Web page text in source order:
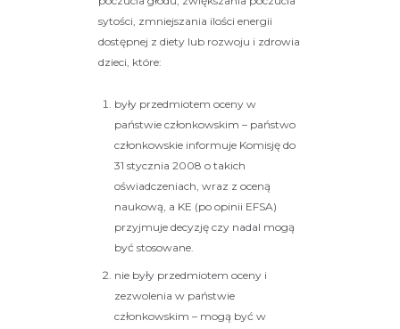
sytości, zmniejszania ilości energii
dostępnej z diety lub rozwoju i zdrowia
dzieci, które:
były przedmiotem oceny w
państwie członkowskim – państwo
członkowskie informuje Komisję do
31 stycznia 2008 o takich
oświadczeniach, wraz z oceną
naukową, a KE (po opinii EFSA)
przyjmuje decyzję czy nadal mogą
być stosowane.
nie były przedmiotem oceny i
zezwolenia w państwie
członkowskim – mogą być w